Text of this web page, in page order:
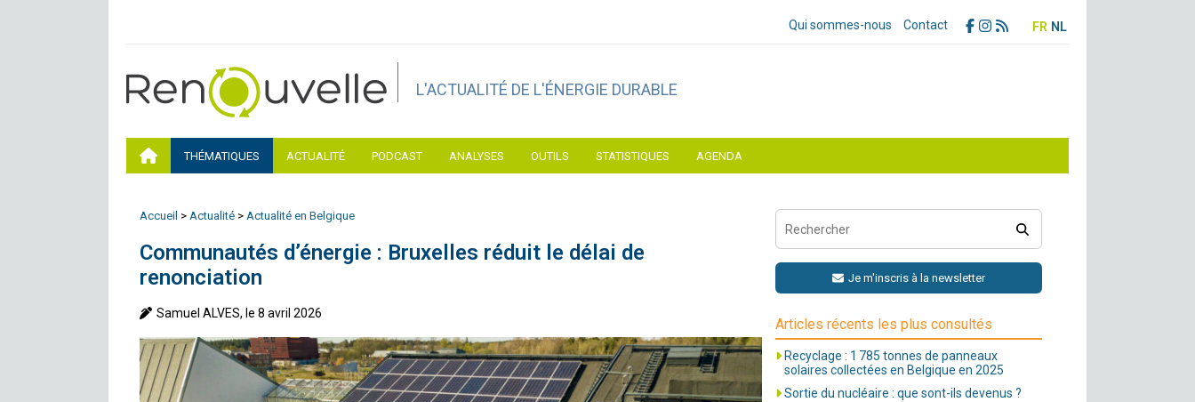
Qui sommes-nous Contact FR NL
L'ACTUALITÉ DE L'ÉNERGIE DURABLE
THÉMATIQUES ACTUALITÉ PODCAST ANALYSES OUTILS STATISTIQUES AGENDA
Accueil > Actualité > Actualité en Belgique
Communautés d’énergie : Bruxelles réduit le délai de
renonciation
Samuel ALVES, le 8 avril 2026
Je m'inscris à la newsletter
Articles récents les plus consultés
Recyclage : 1 785 tonnes de panneaux
solaires collectées en Belgique en 2025
Sortie du nucléaire : que sont-ils devenus ?